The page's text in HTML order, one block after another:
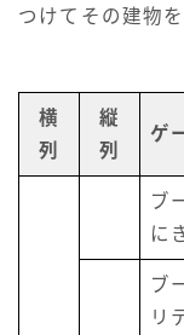
つけてその建物
横
列
縦
列
ゲ
ブ
に
ブ
リ